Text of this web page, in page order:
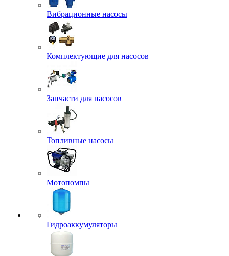
Вибрационные насосы
Комплектующие для насосов
Запчасти для насосов
Топливные насосы
Мотопомпы
Гидроаккумуляторы